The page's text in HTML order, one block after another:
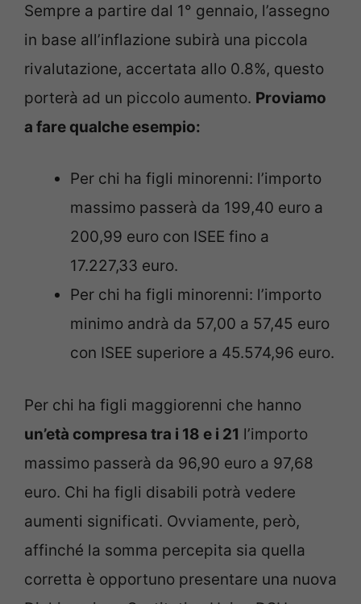
Sempre a partire dal 1° gennaio, l’assegno
in base all’inflazione subirà una piccola
rivalutazione, accertata allo 0.8%, questo
porterà ad un piccolo aumento. Proviamo
a fare qualche esempio:
Per chi ha figli minorenni: l’importo
massimo passerà da 199,40 euro a
200,99 euro con ISEE fino a
17.227,33 euro.
Per chi ha figli minorenni: l’importo
minimo andrà da 57,00 a 57,45 euro
con ISEE superiore a 45.574,96 euro.
Per chi ha figli maggiorenni che hanno
un’età compresa tra i 18 e i 21 l’importo
massimo passerà da 96,90 euro a 97,68
euro. Chi ha figli disabili potrà vedere
aumenti significati. Ovviamente, però,
affinché la somma percepita sia quella
corretta è opportuno presentare una nuova